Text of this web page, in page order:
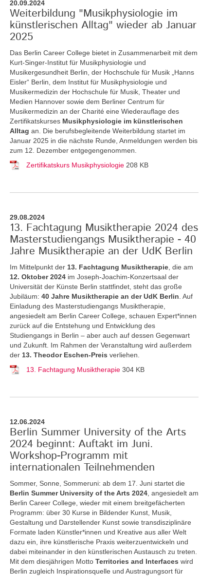
20.09.2024
Weiterbildung "Musikphysiologie im
künstlerischen Alltag" wieder ab Januar
2025
Das Berlin Career College bietet in Zusammenarbeit mit dem
Kurt-Singer-Institut für Musikphysiologie und
Musikergesundheit Berlin, der Hochschule für Musik „Hanns
Eisler“ Berlin, dem Institut für Musikphysiologie und
Musikermedizin der Hochschule für Musik, Theater und
Medien Hannover sowie dem Berliner Centrum für
Musikermedizin an der Charité eine Wiederauflage des
Zertifikatskurses Musikphysiologie im künstlerischen
Alltag an.
Die berufsbegleitende Weiterbildung startet im
Januar 2025 in die nächste Runde, Anmeldungen werden bis
zum 12. Dezember entgegengenommen.
Zertifikatskurs Musikphysiologie 208 KB
29.08.2024
13. Fachtagung Musiktherapie 2024 des
Masterstudiengangs Musiktherapie - 40
Jahre Musiktherapie an der UdK Berlin
Im Mittelpunkt der 13. Fachtagung Musiktherapie , die am
12. Oktober 2024 im Joseph-Joachim-Konzertsaal der
Universität der Künste Berlin stattfindet, steht das große
Jubiläum: 40 Jahre Musiktherapie an der UdK Berlin . Auf
Einladung des Masterstudiengangs Musiktherapie,
angesiedelt am Berlin Career College, schauen Expert*innen
zurück auf die Entstehung und Entwicklung des
Studiengangs in Berlin – aber auch auf dessen Gegenwart
und Zukunft. Im Rahmen der Veranstaltung wird außerdem
der 13. Theodor Eschen-Preis verliehen.
13. Fachtagung Musiktherapie 304 KB
12.06.2024
Berlin Summer University of the Arts
2024 beginnt: Auftakt im Juni.
Workshop-Programm mit
internationalen Teilnehmenden
Sommer, Sonne, Sommeruni: ab dem 17. Juni startet die
Berlin Summer University of the Arts 2024 , angesiedelt am
Berlin Career College, wieder mit einem breitgefächerten
Programm: über 30 Kurse in Bildender Kunst, Musik,
Gestaltung und Darstellender Kunst sowie transdisziplinäre
Formate laden Künstler*innen und Kreative aus aller Welt
dazu ein, ihre künstlerische Praxis weiterzuentwickeln und
dabei miteinander in den künstlerischen Austausch zu treten.
Mit dem diesjährigen Motto Territories and Interfaces wird
Berlin zugleich Inspirationsquelle und Austragungsort für